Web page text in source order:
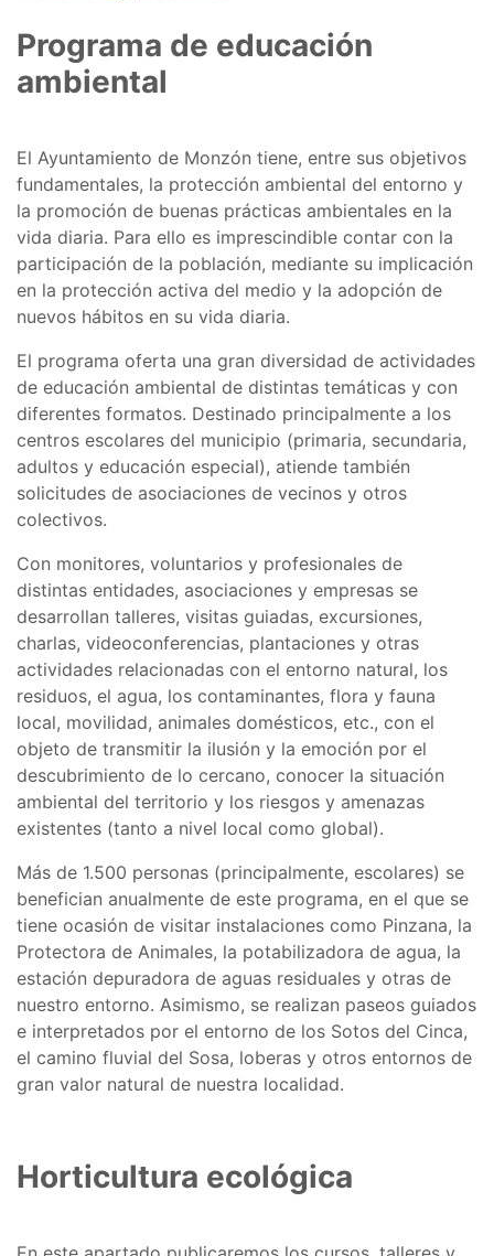
Programa de educación
ambiental
El Ayuntamiento de Monzón tiene, entre sus objetivos
fundamentales, la protección ambiental del entorno y
la promoción de buenas prácticas ambientales en la
vida diaria. Para ello es imprescindible contar con la
participación de la población, mediante su implicación
en la protección activa del medio y la adopción de
nuevos hábitos en su vida diaria.
El programa oferta una gran diversidad de actividades
de educación ambiental de distintas temáticas y con
diferentes formatos. Destinado principalmente a los
centros escolares del municipio (primaria, secundaria,
adultos y educación especial), atiende también
solicitudes de asociaciones de vecinos y otros
colectivos.
Con monitores, voluntarios y profesionales de
distintas entidades, asociaciones y empresas se
desarrollan talleres, visitas guiadas, excursiones,
charlas, videoconferencias, plantaciones y otras
actividades relacionadas con el entorno natural, los
residuos, el agua, los contaminantes, flora y fauna
local, movilidad, animales domésticos, etc., con el
objeto de transmitir la ilusión y la emoción por el
descubrimiento de lo cercano, conocer la situación
ambiental del territorio y los riesgos y amenazas
existentes (tanto a nivel local como global).
Más de 1.500 personas (principalmente, escolares) se
benefician anualmente de este programa, en el que se
tiene ocasión de visitar instalaciones como Pinzana, la
Protectora de Animales, la potabilizadora de agua, la
estación depuradora de aguas residuales y otras de
nuestro entorno. Asimismo, se realizan paseos guiados
e interpretados por el entorno de los Sotos del Cinca,
el camino fluvial del Sosa, loberas y otros entornos de
gran valor natural de nuestra localidad.
Horticultura ecológica